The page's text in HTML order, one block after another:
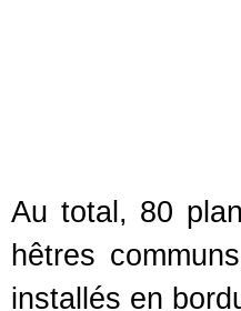
Au total, 80
hêtres
installés en